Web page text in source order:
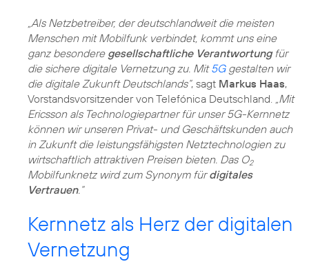
„Als Netzbetreiber, der deutschlandweit die meisten
Menschen mit Mobilfunk verbindet, kommt uns eine
ganz besondere gesellschaftliche Verantwortungfür
die sichere digitale Vernetzung zu. Mit5Ggestalten wir
die digitale Zukunft Deutschlands“, sagt Markus Haas,
Vorstandsvorsitzender von Telefónica Deutschland.
„Mit
Ericsson als Technologiepartner für unser 5G-Kernnetz
können wir unseren Privat- und Geschäftskunden auch
in Zukunft die leistungsfähigsten Netztechnologien zu
wirtschaftlich attraktiven Preisen bieten. Das O2
Mobilfunknetz wird zum Synonym fürdigitales
Vertrauen.“
Kernnetz als Herz der digitalen
Vernetzung